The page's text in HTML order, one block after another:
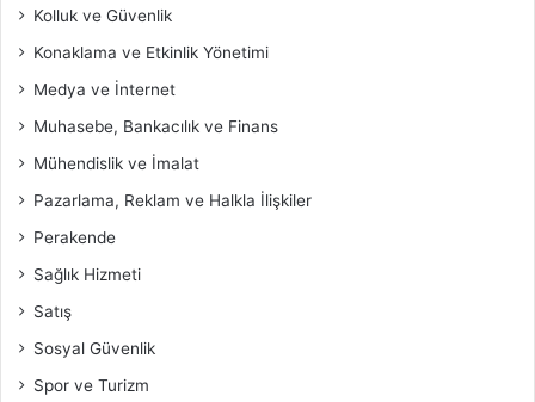
Kolluk ve Güvenlik
Konaklama ve Etkinlik Yönetimi
Medya ve İnternet
Muhasebe, Bankacılık ve Finans
Mühendislik ve İmalat
Pazarlama, Reklam ve Halkla İlişkiler
Perakende
Sağlık Hizmeti
Satış
Sosyal Güvenlik
Spor ve Turizm